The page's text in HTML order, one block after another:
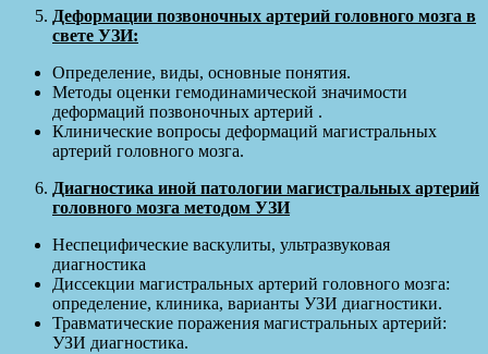
Деформации позвоночных артерий головного мозга в
свете УЗИ:
Определение, виды, основные понятия.
Методы оценки гемодинамической значимости
деформаций позвоночных артерий .
Клинические вопросы деформаций магистральных
артерий головного мозга.
Диагностика иной патологии магистральных артерий
головного мозга методом УЗИ
Неспецифические васкулиты, ультразвуковая
диагностика
Диссекции магистральных артерий головного мозга:
определение, клиника, варианты УЗИ диагностики.
Травматические поражения магистральных артерий:
УЗИ диагностика.